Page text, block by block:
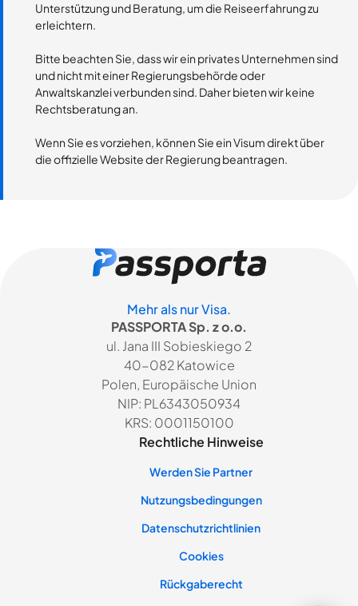
Unterstützung und Beratung, um die Reiseerfahrung zu
erleichtern.
Bitte beachten Sie, dass wir ein privates Unternehmen sind
und nicht mit einer Regierungsbehörde oder
Anwaltskanzlei verbunden sind. Daher bieten wir keine
Rechtsberatung an.
Wenn Sie es vorziehen, können Sie ein Visum direkt über
die offizielle Website der Regierung beantragen.
Mehr als nur Visa.
PASSPORTA Sp. z o.o.
ul. Jana III Sobieskiego 2
40-082 Katowice
Polen, Europäische Union
NIP: PL6343050934
KRS: 0001150100
Rechtliche Hinweise
Werden Sie Partner
Nutzungsbedingungen
Datenschutzrichtlinien
Cookies
Rückgaberecht